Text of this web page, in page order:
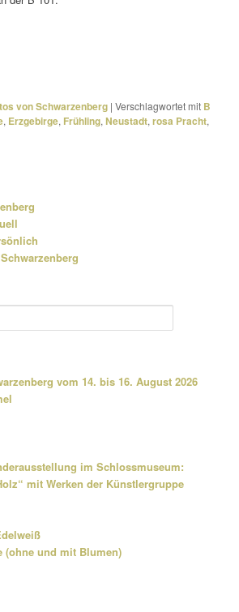
von Schwarzenberg |Verschlagwortet mit B
, Erzgebirge, Frühling,Neustadt,rosa Pracht,
vom 14. bis 16. August 2026
im Schlossmuseum:
mit Werken der Künstlergruppe
(ohne und mit Blumen)